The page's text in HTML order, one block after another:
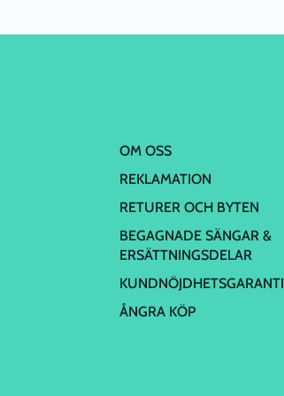
OM OSS
REKLAMATION
RETURER OCH BYTEN
BEGAGNADE SÄNGAR &
ERSÄTTNINGSDELAR
KUNDNÖJDHETSGARANTI
ÅNGRA KÖP